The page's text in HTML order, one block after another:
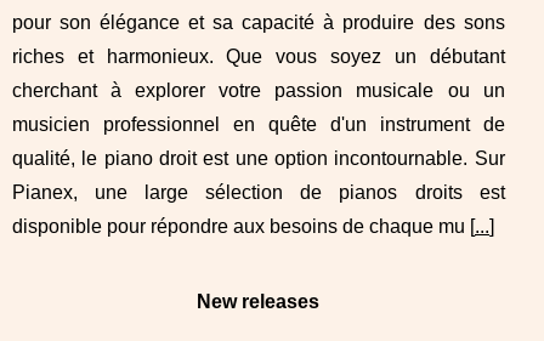
pour son élégance et sa capacité à produire des sons
riches et harmonieux. Que vous soyez un débutant
cherchant à explorer votre passion musicale ou un
musicien professionnel en quête d'un instrument de
qualité, le piano droit est une option incontournable. Sur
Pianex, une large sélection de pianos droits est
disponible pour répondre aux besoins de chaque mu [...]
New releases